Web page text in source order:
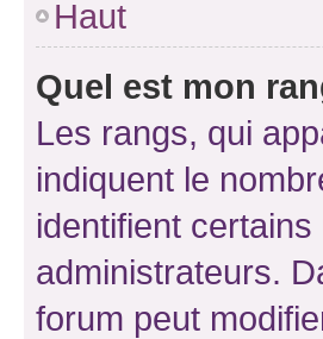
Haut
Quel est mon
Les rangs, qui
indiquent le
identifient
administrateurs.
forum peut